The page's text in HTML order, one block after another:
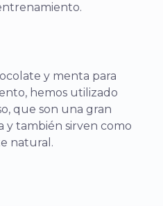
y menta para
hemos utilizado
que son una gran
también sirven como
natural.